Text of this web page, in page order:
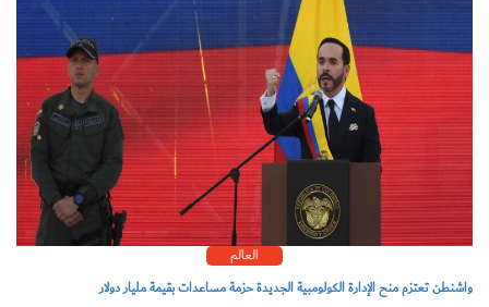
العالم
واشنطن تعتزم منح الإدارة الكولومبية الجديدة حزمة مساعدات بقيمة مليار دولار